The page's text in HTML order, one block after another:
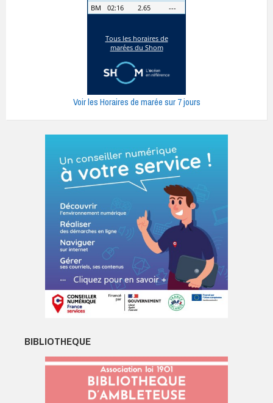
Voir les Horaires de marée sur 7 jours
BIBLIOTHEQUE